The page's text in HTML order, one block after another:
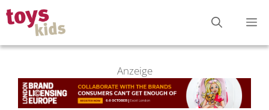
Zum
Inhalt
springen
Anzeige